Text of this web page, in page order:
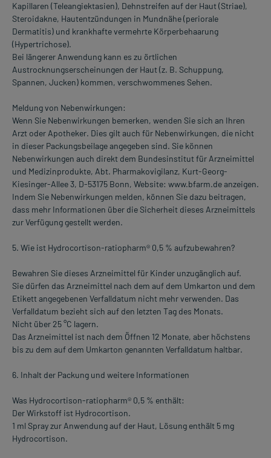
Kapillaren (Teleangiektasien), Dehnstreifen auf der Haut (Striae),
Steroidakne, Hautentzündungen in Mundnähe (periorale
Dermatitis) und krankhafte vermehrte Körperbehaarung
(Hypertrichose).
Bei längerer Anwendung kann es zu örtlichen
Austrocknungserscheinungen der Haut (z. B. Schuppung,
Spannen, Jucken) kommen, verschwommenes Sehen.
Meldung von Nebenwirkungen:
Wenn Sie Nebenwirkungen bemerken, wenden Sie sich an Ihren
Arzt oder Apotheker. Dies gilt auch für Nebenwirkungen, die nicht
in dieser Packungsbeilage angegeben sind. Sie können
Nebenwirkungen auch direkt dem Bundesinstitut für Arzneimittel
und Medizinprodukte, Abt. Pharmakovigilanz, Kurt-Georg-
Kiesinger-Allee 3, D-53175 Bonn, Website: www.bfarm.de anzeigen.
Indem Sie Nebenwirkungen melden, können Sie dazu beitragen,
dass mehr Informationen über die Sicherheit dieses Arzneimittels
zur Verfügung gestellt werden.
5. Wie ist Hydrocortison-ratiopharm® 0,5 % aufzubewahren?
Bewahren Sie dieses Arzneimittel für Kinder unzugänglich auf.
Sie dürfen das Arzneimittel nach dem auf dem Umkarton und dem
Etikett angegebenen Verfalldatum nicht mehr verwenden. Das
Verfalldatum bezieht sich auf den letzten Tag des Monats.
Nicht über 25 °C lagern.
Das Arzneimittel ist nach dem Öffnen 12 Monate, aber höchstens
bis zu dem auf dem Umkarton genannten Verfalldatum haltbar.
6. Inhalt der Packung und weitere Informationen
Was Hydrocortison-ratiopharm® 0,5 % enthält:
Der Wirkstoff ist Hydrocortison.
1 ml Spray zur Anwendung auf der Haut, Lösung enthält 5 mg
Hydrocortison.